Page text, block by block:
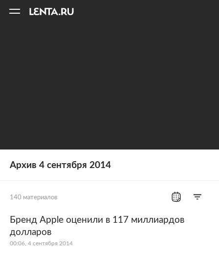
Архив 4 сентября 2014
140 материалов
Все рубрики Россия
Мир
Бренд Apple оценили в 117 миллиардов
долларов
00:06, 4 сентября 2014